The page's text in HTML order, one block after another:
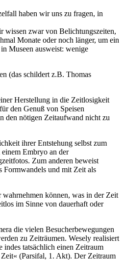
haben wir uns zu fragen, in
wissen zwar von Belichtungszeiten,
Monate oder noch länger, um ein
Museen ausweist: wenige
(das schildert z.B. Thomas
Herstellung in die Zeitlosigkeit
den Genuß von Speisen
den nötigen Zeitaufwand nicht zu
ihrer Entstehung selbst zum
Embryo an der
Zum anderen beweist
Formwandels und mit Zeit als
können, was in der Zeit
im Sinne von dauerhaft oder
die vielen Besucherbewegungen
zu Zeiträumen. Wesely realisiert
tatsächlich einen Zeitraum
(Parsifal, 1. Akt). Der Zeitraum